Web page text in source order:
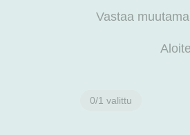
Stamp 3 Small Magnesium Black
7 large kiillotettu hopea
7 large musta